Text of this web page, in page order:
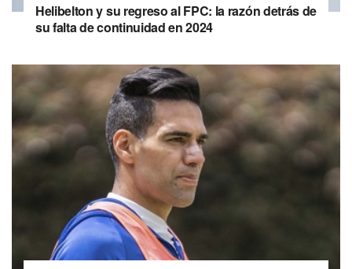
Helibelton y su regreso al FPC: la razón detrás de
su falta de continuidad en 2024